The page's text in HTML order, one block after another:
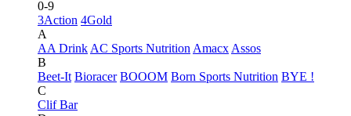
0-9
3Action 4Gold
A
AA Drink AC Sports Nutrition Amacx Assos
B
Beet-It Bioracer BOOOM Born Sports Nutrition BYE !
C
Clif Bar